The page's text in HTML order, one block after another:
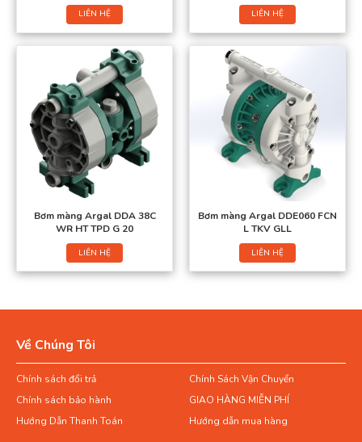
LIÊN HỆ LIÊN HỆ
Bơm màng Argal DDA 38C
WR HT TPD G 20
LIÊN HỆ
Bơm màng Argal DDE060 FCN
L TKV GLL
LIÊN HỆ
Về Chúng Tôi
Chính sách đổi trả
Chính Sách Vận Chuyển
Chính sách bảo hành
GIAO HÀNG MIỄN PHÍ
Hướng Dẫn Thanh Toán
Hướng dẫn mua hàng